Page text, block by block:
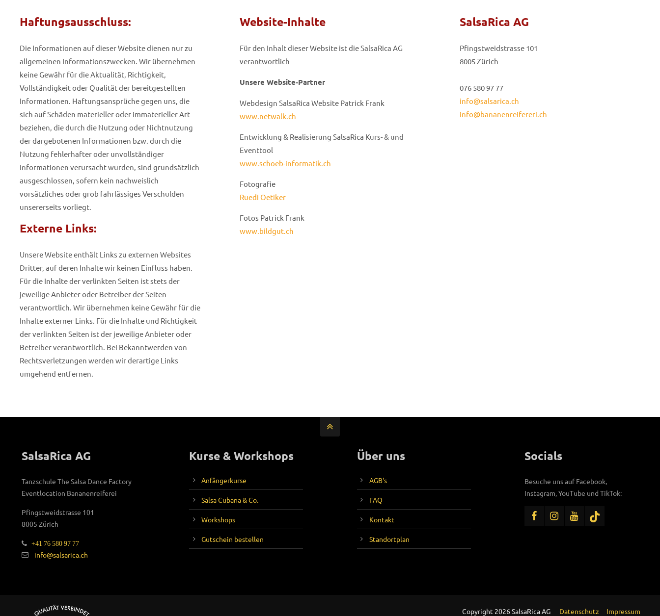
Haftungsausschluss:
Die Informationen auf dieser Website dienen nur zu
allgemeinen Informationszwecken. Wir übernehmen
keine Gewähr für die Aktualität, Richtigkeit,
Vollständigkeit oder Qualität der bereitgestellten
Informationen. Haftungsansprüche gegen uns, die
sich auf Schäden materieller oder immaterieller Art
beziehen, die durch die Nutzung oder Nichtnutzung
der dargebotenen Informationen bzw. durch die
Nutzung fehlerhafter oder unvollständiger
Informationen verursacht wurden, sind grundsätzlich
ausgeschlossen, sofern kein nachweislich
vorsätzliches oder grob fahrlässiges Verschulden
unsererseits vorliegt.
Externe Links:
Unsere Website enthält Links zu externen Websites
Dritter, auf deren Inhalte wir keinen Einfluss haben.
Für die Inhalte der verlinkten Seiten ist stets der
jeweilige Anbieter oder Betreiber der Seiten
verantwortlich. Wir übernehmen keine Gewähr für die
Inhalte externer Links. Für die Inhalte und Richtigkeit
der verlinkten Seiten ist der jeweilige Anbieter oder
Betreiber verantwortlich. Bei Bekanntwerden von
Rechtsverletzungen werden wir derartige Links
umgehend entfernen.
Website-Inhalte
Für den Inhalt dieser Website ist die SalsaRica AG
verantwortlich
Unsere Website-Partner
Webdesign SalsaRica Website Patrick Frank
www.netwalk.ch
Entwicklung & Realisierung SalsaRica Kurs- & und
Eventtool
www.schoeb-informatik.ch
Fotografie
Ruedi Oetiker
Fotos Patrick Frank
www.bildgut.ch
SalsaRica AG
Pfingstweidstrasse 101
8005 Zürich
076 580 97 77
info@salsarica.ch
info@bananenreifereri.ch
SalsaRica AG
Tanzschule The Salsa Dance Factory
Eventlocation Bananenreiferei
Pfingstweidstrasse 101
8005 Zürich
+41 76 580 97 77
info@salsarica.ch
Kurse & Workshops
Anfängerkurse
Salsa Cubana & Co.
Workshops
Gutschein bestellen
Über uns
AGB's
FAQ
Kontakt
Standortplan
Socials
Besuche uns auf Facebook,
Instagram, YouTube und TikTok:
Copyright 2026 SalsaRica AG Datenschutz Impressum